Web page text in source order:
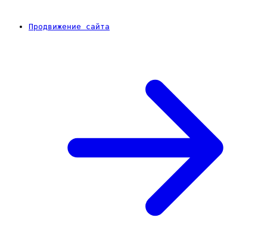
Продвижение сайта